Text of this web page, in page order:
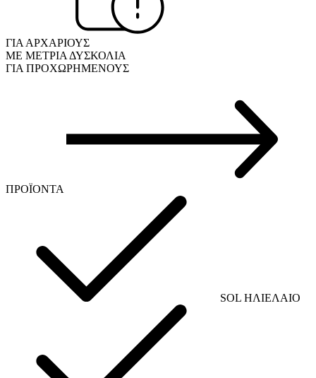
ΓΙΑ ΑΡΧΑΡΙΟΥΣ
ΜΕ ΜΕΤΡΙΑ ΔΥΣΚΟΛΙΑ
ΓΙΑ ΠΡΟΧΩΡΗΜΕΝΟΥΣ
ΠΡΟΪΟΝΤΑ
SOL ΗΛΙΕΛΑΙΟ